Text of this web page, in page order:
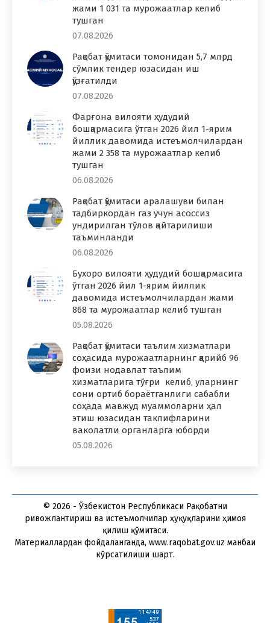
жами 1 031 та мурожаатлар келиб
тушган
07.08.2026
Рақобат қўмитаси томонидан 5,7 млрд
сўмлик тендер юзасидан иш
қўзғатилди
07.08.2026
Фарғона вилояти ҳудудий
бошқармасига ўтган 2026 йил 1-ярим
йиллик давомида истеъмолчилардан
жами 2 358 та мурожаатлар келиб
тушган
06.08.2026
Рақобат қўмитаси аралашуви билан
тадбиркордан газ учун асоссиз
ундирилган тўлов қайтарилиши
таъминланди
06.08.2026
Бухоро вилояти ҳудудий бошқармасига
ўтган 2026 йил 1-ярим йиллик
давомида истеъмолчилардан жами
868 та мурожаатлар келиб тушган
05.08.2026
Рақобат қўмитаси таълим хизматлари
соҳасида мурожаатларнинг қарийб 96
фоизи нодавлат таълим
хизматларига тўғри келиб, уларнинг
сони ортиб бораётганлиги сабабли
соҳада мавжуд муаммоларни ҳал
этиш юзасидан таклифларини
ваколатли органларга юборди
05.08.2026
© 2026 - Ўзбекистон Республикаси Рақобатни
ривожлантириш ва истеъмолчилар ҳуқуқларини ҳимоя
қилиш қўмитаси.
Материаллардан фойдаланганда, www.raqobat.gov.uz манбаи
кўрсатилиши шарт.